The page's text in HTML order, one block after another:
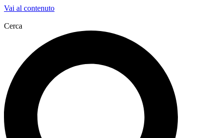
Vai al contenuto
Cerca